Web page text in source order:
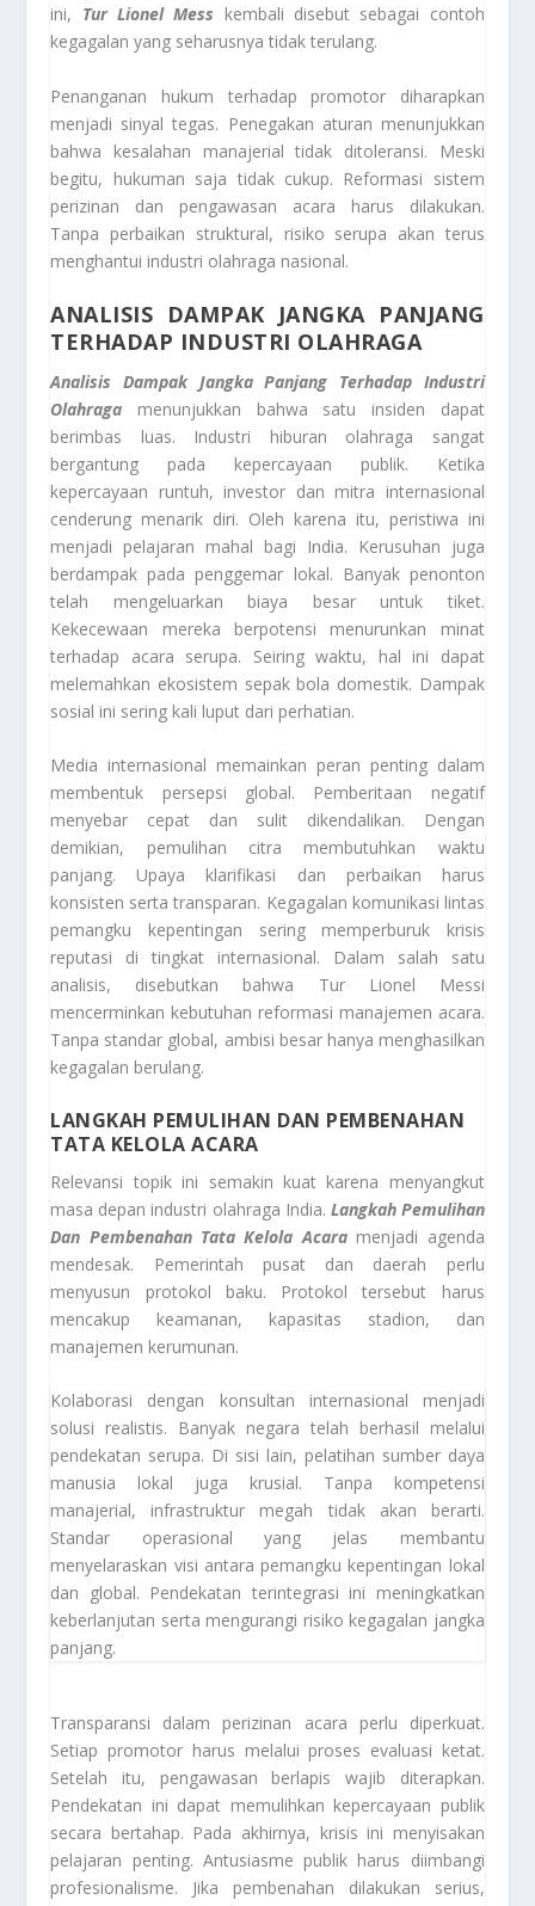
ini, Tur Lionel Mess kembali disebut sebagai contoh
kegagalan yang seharusnya tidak terulang.
Penanganan hukum terhadap promotor diharapkan
menjadi sinyal tegas. Penegakan aturan menunjukkan
bahwa kesalahan manajerial tidak ditoleransi. Meski
begitu, hukuman saja tidak cukup. Reformasi sistem
perizinan dan pengawasan acara harus dilakukan.
Tanpa perbaikan struktural, risiko serupa akan terus
menghantui industri olahraga nasional.
ANALISIS DAMPAK JANGKA PANJANG
TERHADAP INDUSTRI OLAHRAGA
Analisis Dampak Jangka Panjang Terhadap Industri
Olahraga menunjukkan bahwa satu insiden dapat
berimbas luas. Industri hiburan olahraga sangat
bergantung pada kepercayaan publik. Ketika
kepercayaan runtuh, investor dan mitra internasional
cenderung menarik diri. Oleh karena itu, peristiwa ini
menjadi pelajaran mahal bagi India. Kerusuhan juga
berdampak pada penggemar lokal. Banyak penonton
telah mengeluarkan biaya besar untuk tiket.
Kekecewaan mereka berpotensi menurunkan minat
terhadap acara serupa. Seiring waktu, hal ini dapat
melemahkan ekosistem sepak bola domestik. Dampak
sosial ini sering kali luput dari perhatian.
Media internasional memainkan peran penting dalam
membentuk persepsi global. Pemberitaan negatif
menyebar cepat dan sulit dikendalikan. Dengan
demikian, pemulihan citra membutuhkan waktu
panjang. Upaya klarifikasi dan perbaikan harus
konsisten serta transparan. Kegagalan komunikasi lintas
pemangku kepentingan sering memperburuk krisis
reputasi di tingkat internasional. Dalam salah satu
analisis, disebutkan bahwa Tur Lionel Messi
mencerminkan kebutuhan reformasi manajemen acara.
Tanpa standar global, ambisi besar hanya menghasilkan
kegagalan berulang.
LANGKAH PEMULIHAN DAN PEMBENAHAN
TATA KELOLA ACARA
Relevansi topik ini semakin kuat karena menyangkut
masa depan industri olahraga India. Langkah Pemulihan
Dan Pembenahan Tata Kelola Acaramenjadi agenda
mendesak. Pemerintah pusat dan daerah perlu
menyusun protokol baku. Protokol tersebut harus
mencakup keamanan, kapasitas stadion, dan
manajemen kerumunan.
Kolaborasi dengan konsultan internasional menjadi
solusi realistis. Banyak negara telah berhasil melalui
pendekatan serupa. Di sisi lain, pelatihan sumber daya
manusia lokal juga krusial. Tanpa kompetensi
manajerial, infrastruktur megah tidak akan berarti.
Standar operasional yang jelas membantu
menyelaraskan visi antara pemangku kepentingan lokal
dan global. Pendekatan terintegrasi ini meningkatkan
keberlanjutan serta mengurangi risiko kegagalan jangka
panjang.
Transparansi dalam perizinan acara perlu diperkuat.
Setiap promotor harus melalui proses evaluasi ketat.
Setelah itu, pengawasan berlapis wajib diterapkan.
Pendekatan ini dapat memulihkan kepercayaan publik
secara bertahap. Pada akhirnya, krisis ini menyisakan
pelajaran penting. Antusiasme publik harus diimbangi
profesionalisme. Jika pembenahan dilakukan serius,